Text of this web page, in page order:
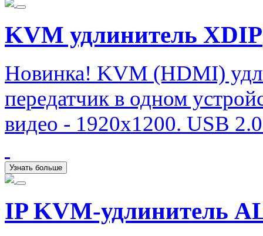
KVM удлинитель XDIP
Новинка! KVM (HDMI)
передатчик в одном
видео - 1920х1200. USB
Узнать больше
IP KVM-удлинитель